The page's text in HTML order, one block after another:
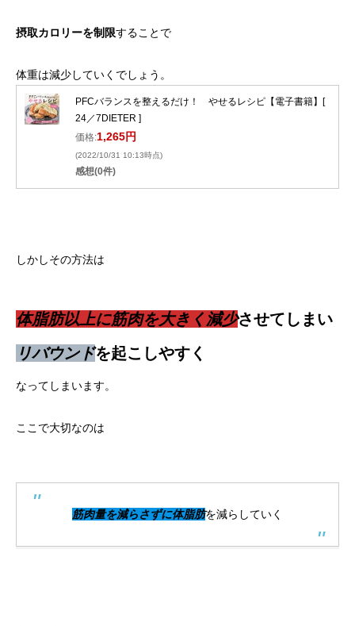
摂取カロリーを制限することで
体重は減少していくでしょう。
PFCバランスを整えるだけ！ やせるレシピ【電子書籍】[
24／7DIETER ]
価格:1,265円
(2022/10/31 10:13時点)
感想(0件)
しかしその方法は
体脂肪以上に筋肉を大きく減少させてしまい
リバウンドを起こしやすく
なってしまいます。
ここで大切なのは
筋肉量を減らさずに体脂肪を減らしていく